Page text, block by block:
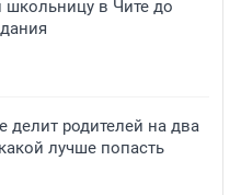
в Чите до
делит родителей на два
лучше попасть